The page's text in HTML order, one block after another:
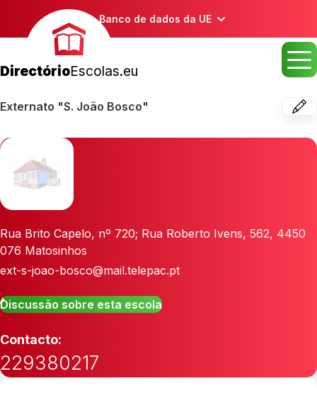
Banco de dados da UE
DirectórioEscolas.eu
Externato "S. João Bosco"
Rua Brito Capelo, nº 720; Rua Roberto Ivens, 562, 4450
076 Matosinhos
ext-s-joao-bosco@mail.telepac.pt
Discussão sobre esta escola
Contacto:
229380217